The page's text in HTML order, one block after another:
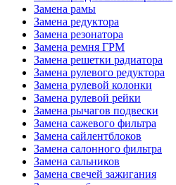
Замена рамы
Замена редуктора
Замена резонатора
Замена ремня ГРМ
Замена решетки радиатора
Замена рулевого редуктора
Замена рулевой колонки
Замена рулевой рейки
Замена рычагов подвески
Замена сажевого фильтра
Замена сайлентблоков
Замена салонного фильтра
Замена сальников
Замена свечей зажигания